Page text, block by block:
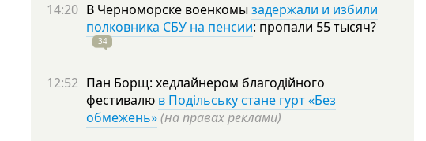
14:20 В Черноморске военкомы задержали и избили
полковника СБУ на пенсии: пропали 55тысяч?
34
12:52 Пан Борщ: хедлайнером благодійного
фестивалю в Подільську стане гурт «Без
обмежень»(на правах реклами)